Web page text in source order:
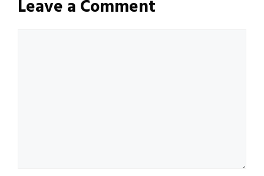
Leave a Comment